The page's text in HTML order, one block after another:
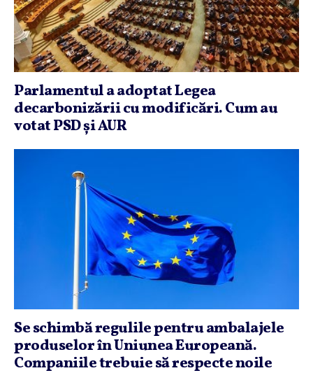
Parlamentul a adoptat Legea
decarbonizării cu modificări. Cum au
votat PSD şi AUR
Se schimbă regulile pentru ambalajele
produselor în Uniunea Europeană.
Companiile trebuie să respecte noile